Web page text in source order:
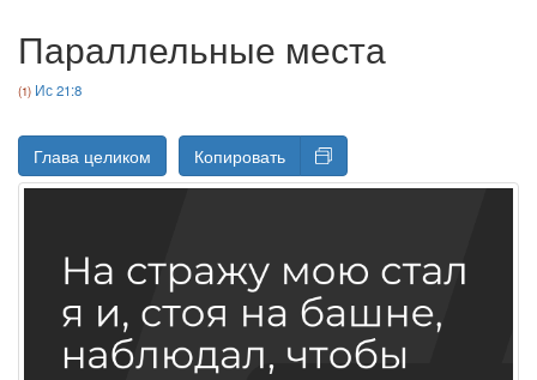
Параллельные места
Ис 21:8
Глава целиком Копировать